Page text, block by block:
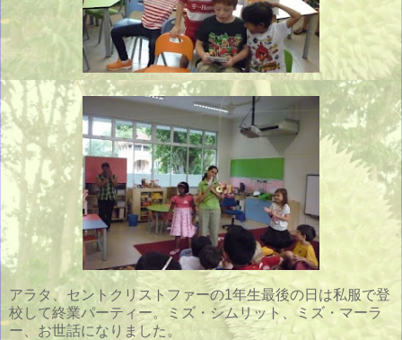
アラタ、セントクリストファーの1年生最後の日は私服で登
校して終業パーティー。ミズ・シムリット、ミズ・マーラ
ー、お世話になりました。